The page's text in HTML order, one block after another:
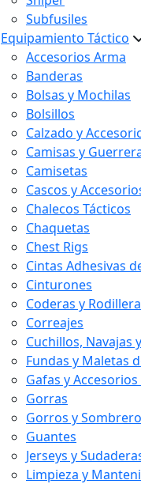
Subfusiles
Equipamiento Táctico
Accesorios Arma
Banderas
Bolsas y Mochilas
Bolsillos
Calzado y
Camisas y
Camisetas
Cascos y
Chalecos Tácticos
Chaquetas
Chest Rigs
Cintas Adhesivas
Cinturones
Coderas y
Correajes
Cuchillos, Navajas
Fundas y Maletas
Gafas y
Gorras
Gorros y
Guantes
Jerseys y
Limpieza y